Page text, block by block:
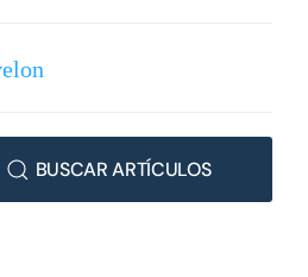
BUSCAR ARTÍCULOS